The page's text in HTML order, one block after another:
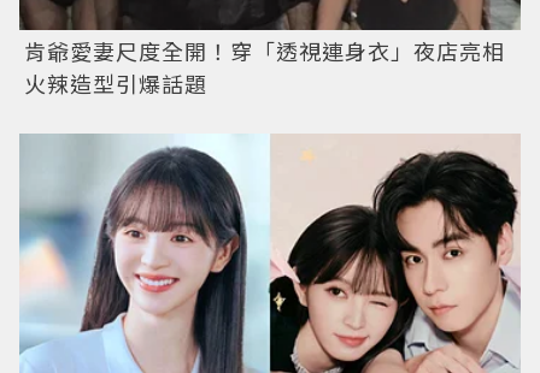
肯爺愛妻尺度全開！穿「透視連身衣」夜店亮相
火辣造型引爆話題